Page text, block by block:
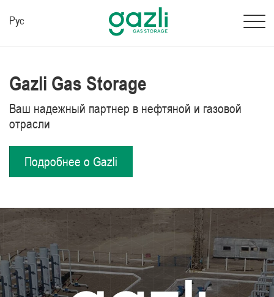
Рус
Gazli Gas Storage
Ваш надежный партнер в нефтяной и газовой
отрасли
Подробнее о Gazli